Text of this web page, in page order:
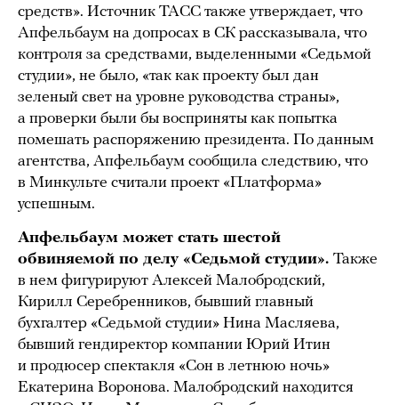
средств». Источник ТАСС также утверждает, что
Апфельбаум на допросах в СК рассказывала, что
контроля за средствами, выделенными «Седьмой
студии», не было, «так как проекту был дан
зеленый свет на уровне руководства страны»,
а проверки были бы восприняты как попытка
помешать распоряжению президента. По данным
агентства, Апфельбаум сообщила следствию, что
в Минкульте считали проект «Платформа»
успешным.
Апфельбаум может стать шестой
обвиняемой по делу «Седьмой студии». Также
в нем фигурируют Алексей Малобродский,
Кирилл Серебренников, бывший главный
бухгалтер «Седьмой студии» Нина Масляева,
бывший гендиректор компании Юрий Итин
и продюсер спектакля «Сон в летнюю ночь»
Екатерина Воронова. Малобродский находится